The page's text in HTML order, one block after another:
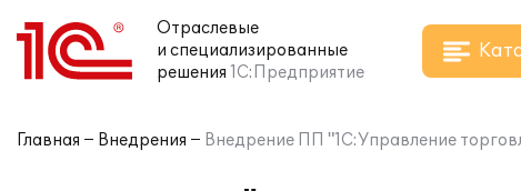
Отраслевые
и специализированные
решения 1С:Предприятие
Главная Внедрения Внедрение ПП "1С:Управление